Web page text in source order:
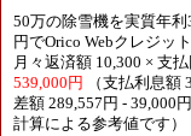
50万の除雪機を実質年
円でOrico Webクレジッ
月々返済額 10,300 × 支
539,000円
（支払利息額
差額 289,557円 - 39,000
計算による参考値です）